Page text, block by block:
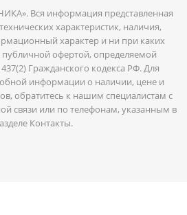
Вся информация представленная
характеристик, наличия,
характер и ни при каких
публичной офертой, определяемой
Гражданского кодекса РФ. Для
информации о наличии, цене и
обратитесь к нашим специалистам с
связи или по телефонам, указанным в
Контакты.